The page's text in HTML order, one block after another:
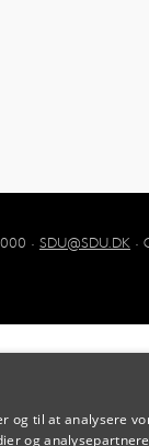
· SDU@SDU.DK ·
og til at analysere
og